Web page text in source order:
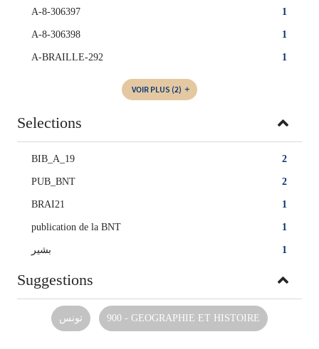
1
A-8-306397
1
A-8-306398
1
A-BRAILLE-292
VOIR PLUS (2)
Selections
2
BIB_A_19
2
PUB_BNT
1
BRAI21
1
publication de la BNT
1 بشير
Suggestions
تونس‏ 900 - GEOGRAPHIE ET HISTOIRE